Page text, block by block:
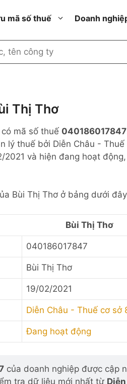
mã số thuế
Công ty cổ phần ngoài NN
thành viên ngoài NN
thành viên trở lên ngoài NN
Công ty trách nhiệm hữu hạn
ngoài NN
Doanh
Thị Thơ
mã số thuế 040186017847
lý thuế bởi Diễn Châu -
và hiện đang hoạt
Bùi Thị Thơ ở bảng dưới
Bùi Thị Thơ
040186017847
Bùi Thị Thơ
19/02/2021
Diễn Châu - Thuế cơ sở
Đang hoạt động
của doanh nghiệp được cập
tra dữ liệu mới nhất từ